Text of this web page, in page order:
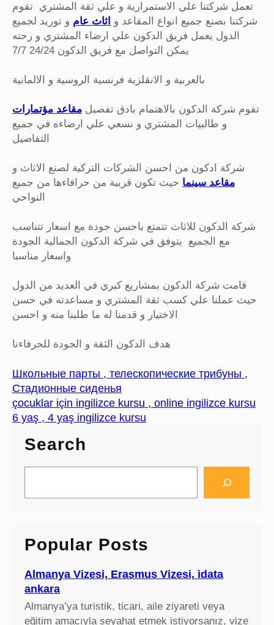
تعمل شركتنا علي الاستمرارية و علي ثقة المشتري تقوم
شركتنا بصنع جميع انواع المقاعد و اثاث عام و توريد لجميع
الدول يعمل فريق الدكون علي ارضاء المشتري و رحته
يمكن التواصل مع فريق الدكون 24/24 7/7
بالعربية و الانقلزية فرنسية الروسية و الالمانية
تقوم شركة الدكون بالاهتمام بادق تفصيل مقاعد مؤتمارات
و طالبيات المشتري و نسعي علي ارضاءه في جميع
التفاصيل
شركة ادكون من احسن الشركات التركية لصنع الاثاث و
مقاعد سينما حيث تكون قريبة من حرافاءها من جميع
النواحي
شركة الدكون للاثاث تتمتع باحسن جودة مع اسعار تتناسب
مع الجميع يتوفق في شركة الدكون الجمالية الجودة
واسعار مناسبا
قامت شركة الدكون بمشاريع كبري في العديد من الدول
حيث عملنا علي كسب ثقة المشتري و مساعدته في حسن
الاختيار و قدمنا له ما طلبنا منه و احسن
هدف الدكون الثقة و الجودة للحرفاءنا
Школьные парты , телескопические трибуны ,
Cтадионные сиденья
çocuklar için ingilizce kursu , online ingilizce kursu
6 yaş , 4 yaş ingilizce kursu
Search
a
h
Popular Posts
Almanya Vizesi, Erasmus Vizesi, idata
ankara
Almanya’ya turistik, ticari, aile ziyareti veya
eğitim amacıyla seyahat etmek istiyorsanız, vize